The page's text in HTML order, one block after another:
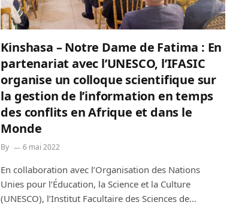
Kinshasa – Notre Dame de Fatima : En
partenariat avec l’UNESCO, l’IFASIC
organise un colloque scientifique sur
la gestion de l’information en temps
des conflits en Afrique et dans le
Monde
By 6 mai 2022
En collaboration avec l’Organisation des Nations
Unies pour l’Éducation, la Science et la Culture
(UNESCO), l’Institut Facultaire des Sciences de…